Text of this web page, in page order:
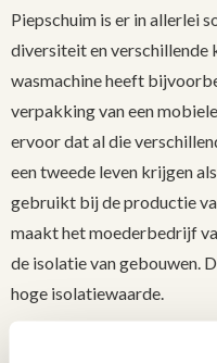
Piepschuim is er in allerlei
diversiteit en verschillende
wasmachine heeft
verpakking van een
ervoor dat al die
een tweede leven krijgen
gebruikt bij de productie
maakt het moederbedrijf
de isolatie van gebouwen.
hoge isolatiewaarde.